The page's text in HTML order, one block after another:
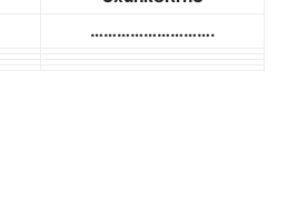
……………………….